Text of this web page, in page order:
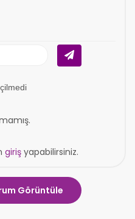
girişyapabilirsiniz.
Daha Fazla Yorum Görüntüle